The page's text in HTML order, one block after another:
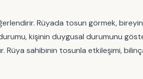
Rüyada tosun görmek,
kişinin duygusal durumunu
Rüya sahibinin tosunla etkileşimi,